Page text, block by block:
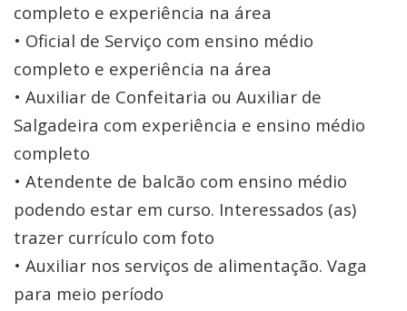
completo e experiência na área
• Oficial de Serviço com ensino médio
completo e experiência na área
• Auxiliar de Confeitaria ou Auxiliar de
Salgadeira com experiência e ensino médio
completo
• Atendente de balcão com ensino médio
podendo estar em curso. Interessados (as)
trazer currículo com foto
• Auxiliar nos serviços de alimentação. Vaga
para meio período